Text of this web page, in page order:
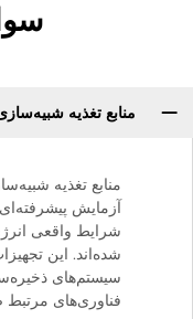
منابع تغذیه
منابع تغذیه
آزمایش
شرایط واقعی
شده‌اند. این
سیستم‌های
فناوری‌های